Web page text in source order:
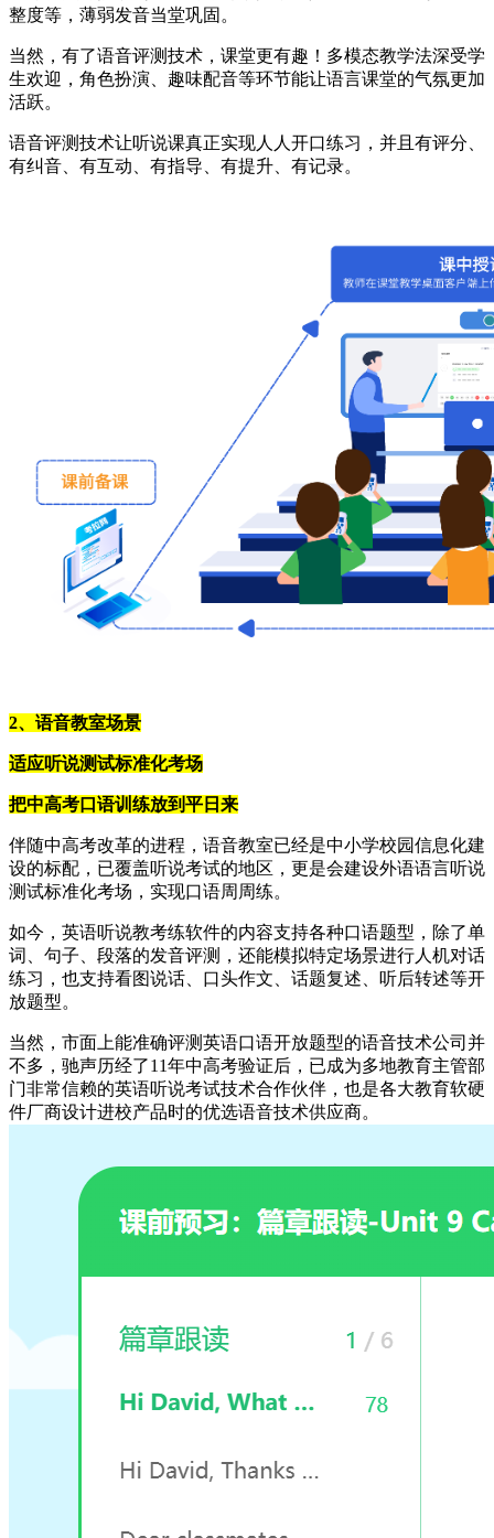
整度等，薄弱发音当堂巩固。
当然，有了语音评测技术，课堂更有趣！多模态教学法深受学
生欢迎，角色扮演、趣味配音等环节能让语言课堂的气氛更加
活跃。
语音评测技术让听说课真正实现人人开口练习，并且有评分、
有纠音、有互动、有指导、有提升、有记录。
2、语音教室场景
适应听说测试标准化考场
把中高考口语训练放到平日来
伴随中高考改革的进程，语音教室已经是中小学校园信息化建
设的标配，已覆盖听说考试的地区，更是会建设外语语言听说
测试标准化考场，实现口语周周练。
如今，英语听说教考练软件的内容支持各种口语题型，除了单
词、句子、段落的发音评测，还能模拟特定场景进行人机对话
练习，也支持看图说话、口头作文、话题复述、听后转述等开
放题型。
当然，市面上能准确评测英语口语开放题型的语音技术公司并
不多，驰声历经了11年中高考验证后，已成为多地教育主管部
门非常信赖的英语听说考试技术合作伙伴，也是各大教育软硬
件厂商设计进校产品时的优选语音技术供应商。